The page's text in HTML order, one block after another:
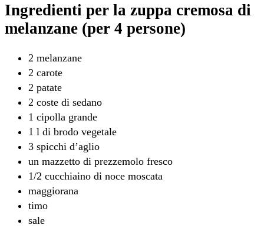
Ingredienti per la zuppa cremosa di
melanzane (per 4 persone)
2 melanzane
2 carote
2 patate
2 coste di sedano
1 cipolla grande
1 l di brodo vegetale
3 spicchi d’aglio
un mazzetto di prezzemolo fresco
1/2 cucchiaino di noce moscata
maggiorana
timo
sale